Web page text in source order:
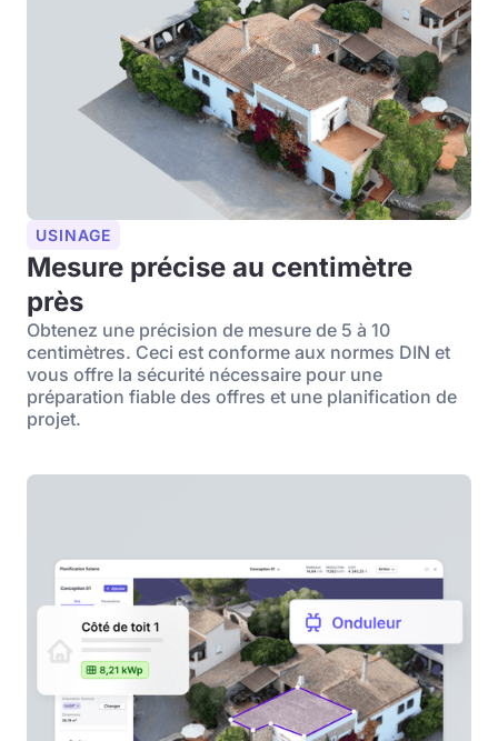
USINAGE
Mesure précise au centimètre
près
Obtenez une précision de mesure de 5 à 10
centimètres. Ceci est conforme aux normes DIN et
vous offre la sécurité nécessaire pour une
préparation fiable des offres et une planification de
projet.